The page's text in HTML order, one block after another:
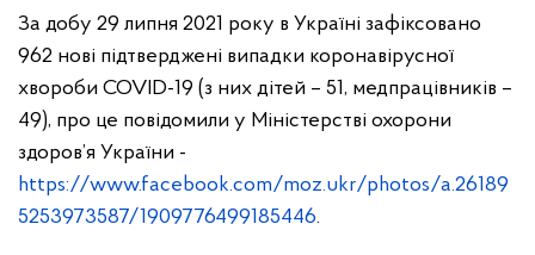
За добу 29 липня 2021 року в Україні зафіксовано
962 нові підтверджені випадки коронавірусної
хвороби COVID-19 (з них дітей – 51, медпрацівників –
49), про це повідомили у Міністерстві охорони
здоров’я України -
https://www.facebook.com/moz.ukr/photos/a.26189
5253973587/1909776499185446.